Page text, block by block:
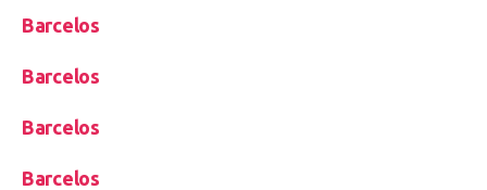
Barcelos
Barcelos
Barcelos
Barcelos